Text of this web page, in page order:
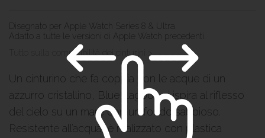
Disegnato per Apple Watch Series 8 & Ultra.
Adatto a tutte le versioni di Apple Watch precedenti.
Tutto sulla compatibilità dei cinturini >
Un cinturino che fa coppia con le acque di un
azzurro cristallino, Blue Lagoon si ispira al riflesso
del cielo su un mare con un fondo sabbioso.
Resistente all’acqua, è realizzato con plastica